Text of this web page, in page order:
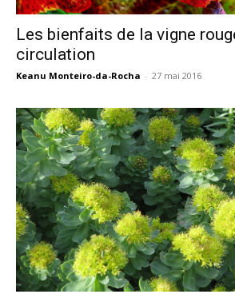
Les bienfaits de la vigne
circulation
Keanu Monteiro-da-Rocha - 27 mai 2016